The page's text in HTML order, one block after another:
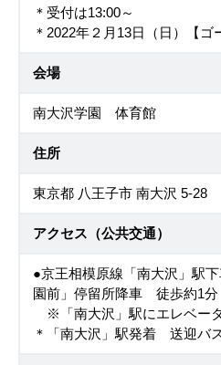
＊受付は13:00～
＊2022年２月13日（日）【
会場
南大沢学園 体育館
住所
東京都 八王子市 南大沢 5-28
アクセス（公共交通）
●京王相模原線「南大沢」駅
園前」停留所降車 徒歩約1分
※「南大沢」駅にエレベー
＊「南大沢」駅発着 送迎バ